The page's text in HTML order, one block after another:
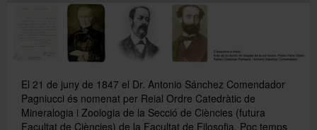
Cursos
Exposicions
El 21 de juny de 1847 el Dr. Antonio Sánchez Comendador
Pagniucci és nomenat per Reial Ordre Catedràtic de
Mineralogia i Zoologia de la Secció de Ciències (futura
Facultat de Ciències) de la Facultat de Filosofia. Poc temps